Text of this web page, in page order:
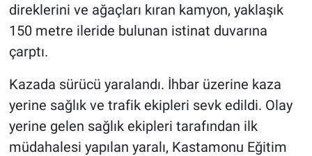
direklerini ve ağaçları kıran kamyon, yaklaşık
150 metre ileride bulunan istinat duvarına
çarptı.
Kazada sürücü yaralandı. İhbar üzerine kaza
yerine sağlık ve trafik ekipleri sevk edildi. Olay
yerine gelen sağlık ekipleri tarafından ilk
müdahalesi yapılan yaralı, Kastamonu Eğitim